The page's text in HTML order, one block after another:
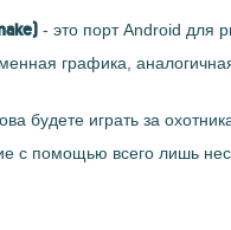
- это порт Android для
графика,
будете играть за
с помощью всего лишь